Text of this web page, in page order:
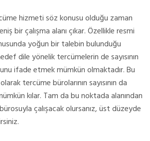
hizmeti söz konusu olduğu zaman
bir çalışma alanı çıkar. Özellikle resmi
yoğun bir talebin bulunduğu
dile yönelik tercümelerin de sayısının
ifade etmek mümkün olmaktadır. Bu
tercüme bürolarının sayısının da
kılar. Tam da bu noktada alanından
çalışacak olursanız, üst düzeyde